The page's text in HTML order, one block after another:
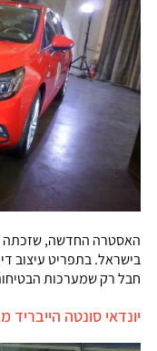
האסטרה החדשה, שזכתה
בישראל. בתפריט עיצוב
חבל רק שמערכות
יונדאי סונטה הייבריד